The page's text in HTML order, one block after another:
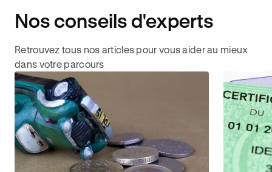
Nos conseils d'experts
Retrouvez tous nos articles pour vous aider au mieux
dans votre parcours